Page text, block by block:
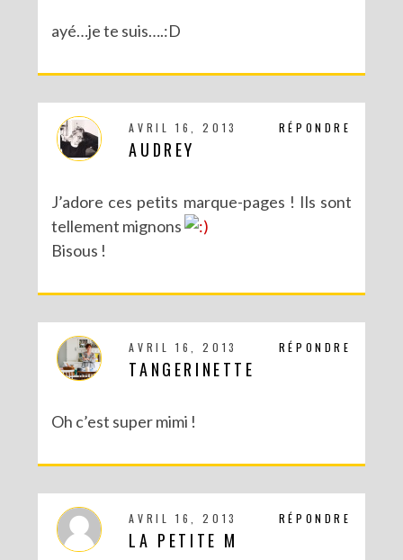
DIY CRÉE TON BULLET JOURNAL (AVEC SCAN N CUT)
RECETTES ET CRÉATIONS POUR DES FÊTES RÉUSSIES – CONCOURS
ayé…je te suis….:D
RÉPONDRE
AVRIL 16, 2013
AUDREY
J’adore ces petits marque-pages ! Ils sont
tellement mignons
Bisous !
RÉPONDRE
AVRIL 16, 2013
TANGERINETTE
Oh c’est super mimi !
RÉPONDRE
AVRIL 16, 2013
LA PETITE M